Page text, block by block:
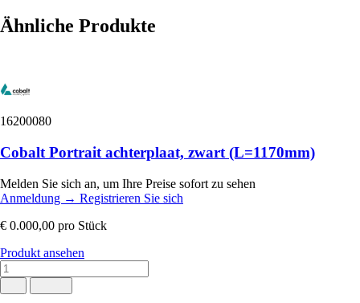
Ähnliche Produkte
16200080
Cobalt Portrait achterplaat, zwart (L=1170mm)
Melden Sie sich an, um Ihre Preise sofort zu sehen
Anmeldung → Registrieren Sie sich
€ 0.000,00 pro Stück
Produkt ansehen